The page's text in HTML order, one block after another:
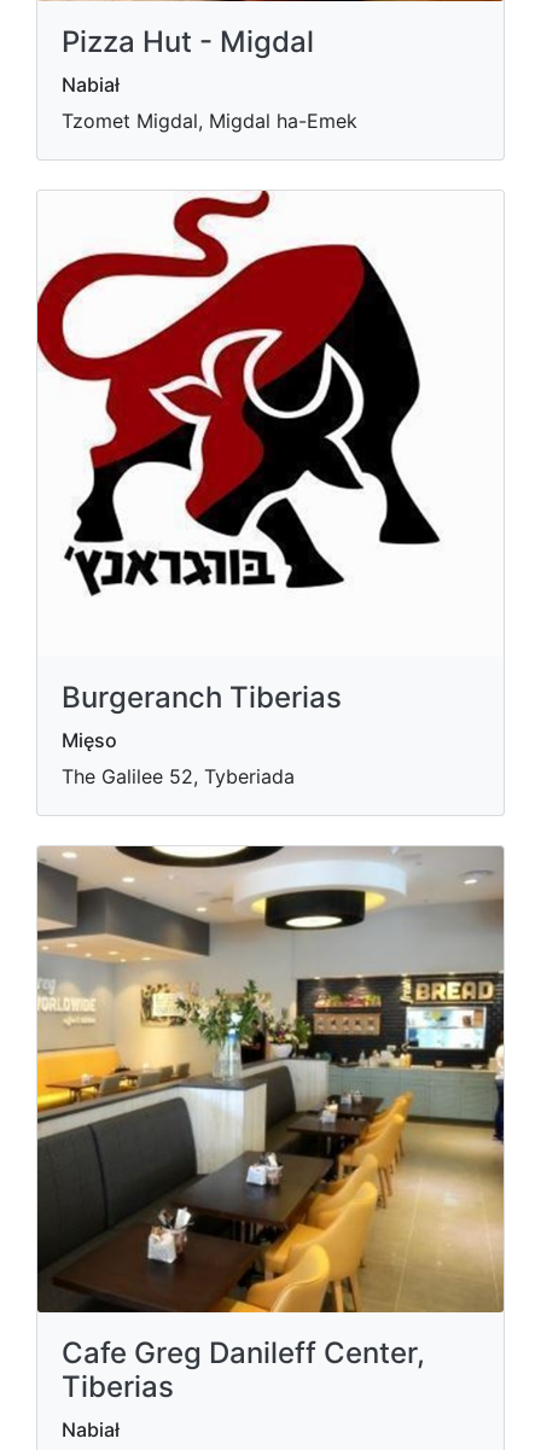
Pizza Hut - Migdal
Nabiał
Tzomet Migdal, Migdal ha-Emek
Burgeranch Tiberias
Mięso
The Galilee 52, Tyberiada
Cafe Greg Danileff Center,
Tiberias
Nabiał